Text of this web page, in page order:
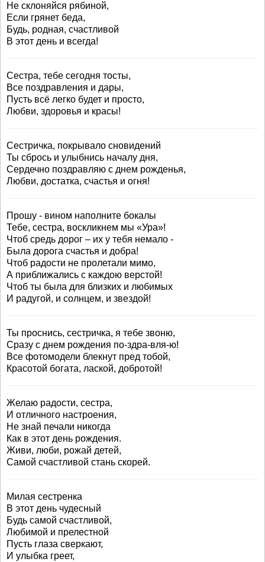
Не склоняйся рябиной,
Если грянет беда,
Будь, родная, счастливой
В этот день и всегда!
Сестра, тебе сегодня тосты,
Все поздравления и дары,
Пусть всё легко будет и просто,
Любви, здоровья и красы!
Сестричка, покрывало сновидений
Ты сбрось и улыбнись началу дня,
Сердечно поздравляю с днем рожденья,
Любви, достатка, счастья и огня!
Прошу - вином наполните бокалы
Тебе, сестра, воскликнем мы «Ура»!
Чтоб средь дорог – их у тебя немало -
Была дорога счастья и добра!
Чтоб радости не пролетали мимо,
А приближались с каждою верстой!
Чтоб ты была для близких и любимых
И радугой, и солнцем, и звездой!
Ты проснись, сестричка, я тебе звоню,
Сразу с днем рождения по-здра-вля-ю!
Все фотомодели блекнут пред тобой,
Красотой богата, лаской, добротой!
Желаю радости, сестра,
И отличного настроения,
Не знай печали никогда
Как в этот день рождения.
Живи, люби, рожай детей,
Самой счастливой стань скорей.
Милая сестренка
В этот день чудесный
Будь самой счастливой,
Любимой и прелестной
Пусть глаза сверкают,
И улыбка греет,